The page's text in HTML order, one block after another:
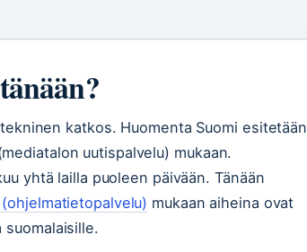
katkos. Huomenta Suomi esitetään
uutispalvelu) mukaan.
yhtä lailla puoleen päivään. Tänään
mukaan aiheina ovat
suomalaisille.